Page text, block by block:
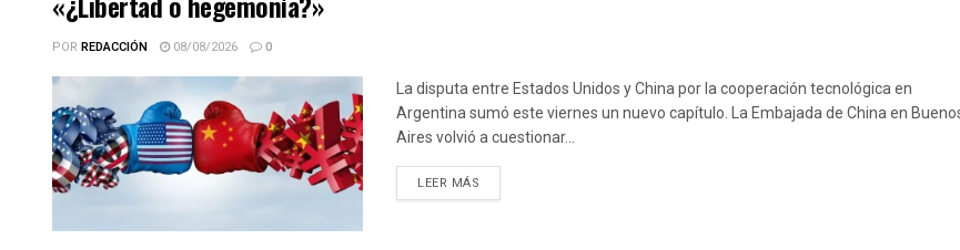
POR REDACCIÓN 08/08/2026 0
La disputa entre Estados Unidos y China por la cooperación tecnológica en
Argentina sumó este viernes un nuevo capítulo. La Embajada de China en
Aires volvió a cuestionar...
LEER MÁS